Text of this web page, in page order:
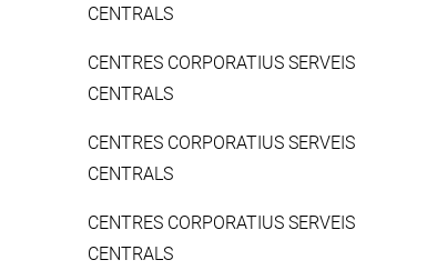
CENTRALS
CENTRES CORPORATIUS SERVEIS
CENTRALS
CENTRES CORPORATIUS SERVEIS
CENTRALS
CENTRES CORPORATIUS SERVEIS
CENTRALS